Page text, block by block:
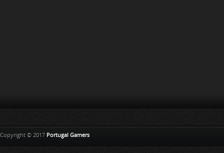
Copyright © 2017 Portugal Gamers